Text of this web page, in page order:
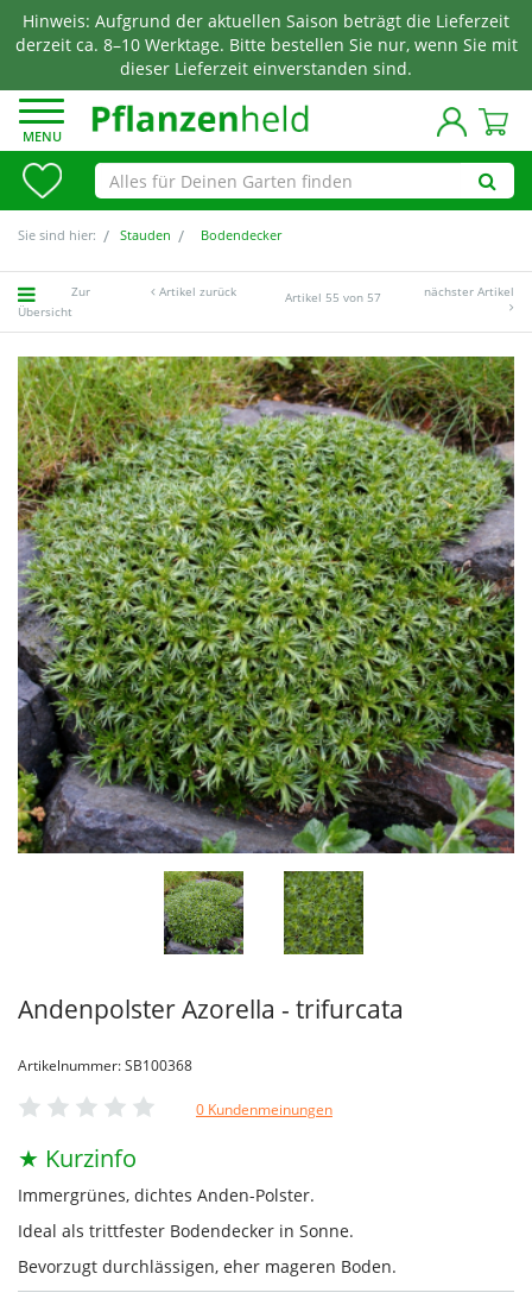
Hinweis: Aufgrund der aktuellen Saison beträgt die Lieferzeit
derzeit ca. 8–10 Werktage. Bitte bestellen Sie nur, wenn Sie mit
dieser Lieferzeit einverstanden sind.
MENU
Sie sind hier: Stauden Bodendecker
Zur
Übersicht
Artikel zurück Artikel 55 von 57 nächster Artikel
Andenpolster Azorella - trifurcata
Artikelnummer: SB100368
0 Kundenmeinungen
★ Kurzinfo
Immergrünes, dichtes Anden-Polster.
Ideal als trittfester Bodendecker in Sonne.
Bevorzugt durchlässigen, eher mageren Boden.